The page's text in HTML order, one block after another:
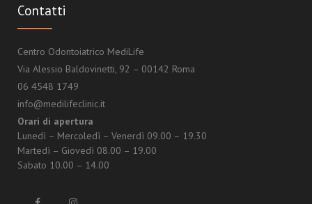
Contatti
Centro Odontoiatrico MediLife
Via Alessio Baldovinetti, 92 – 00142 Roma
06 4548 1749
info@medilifeclinic.it
Orari di apertura
Lunedì – Mercoledì – Venerdì 09.00 – 19.30
Martedì – Giovedì 08.00 – 19.00
Sabato 10.00 – 14.00